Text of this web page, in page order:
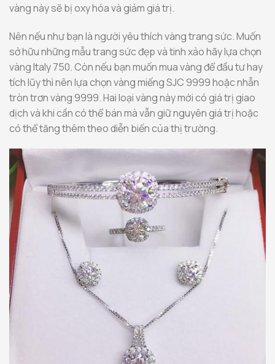
vàng này sẽ bị oxy hóa và giảm giá trị.
Nên nếu như bạn là người yêu thích vàng trang sức. Muốn
sở hữu những mẫu trang sức đẹp và tinh xảo hãy lựa chọn
vàng Italy 750. Còn nếu bạn muốn mua vàng để đầu tư hay
tích lũy thì nên lựa chọn vàng miếng SJC 9999 hoặc nhẫn
tròn trơn vàng 9999. Hai loại vàng này mới có giá trị giao
dịch và khi cần có thể bán mà vẫn giữ nguyên giá trị hoặc
có thể tăng thêm theo diễn biến của thị trường.